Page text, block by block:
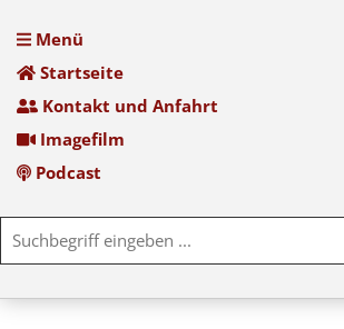
Menü
Startseite
Kontakt und Anfahrt
Imagefilm
Podcast